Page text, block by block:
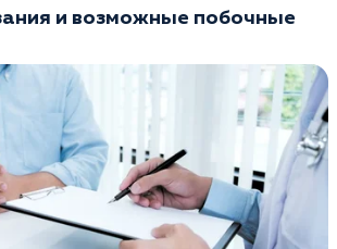
и возможные побочные